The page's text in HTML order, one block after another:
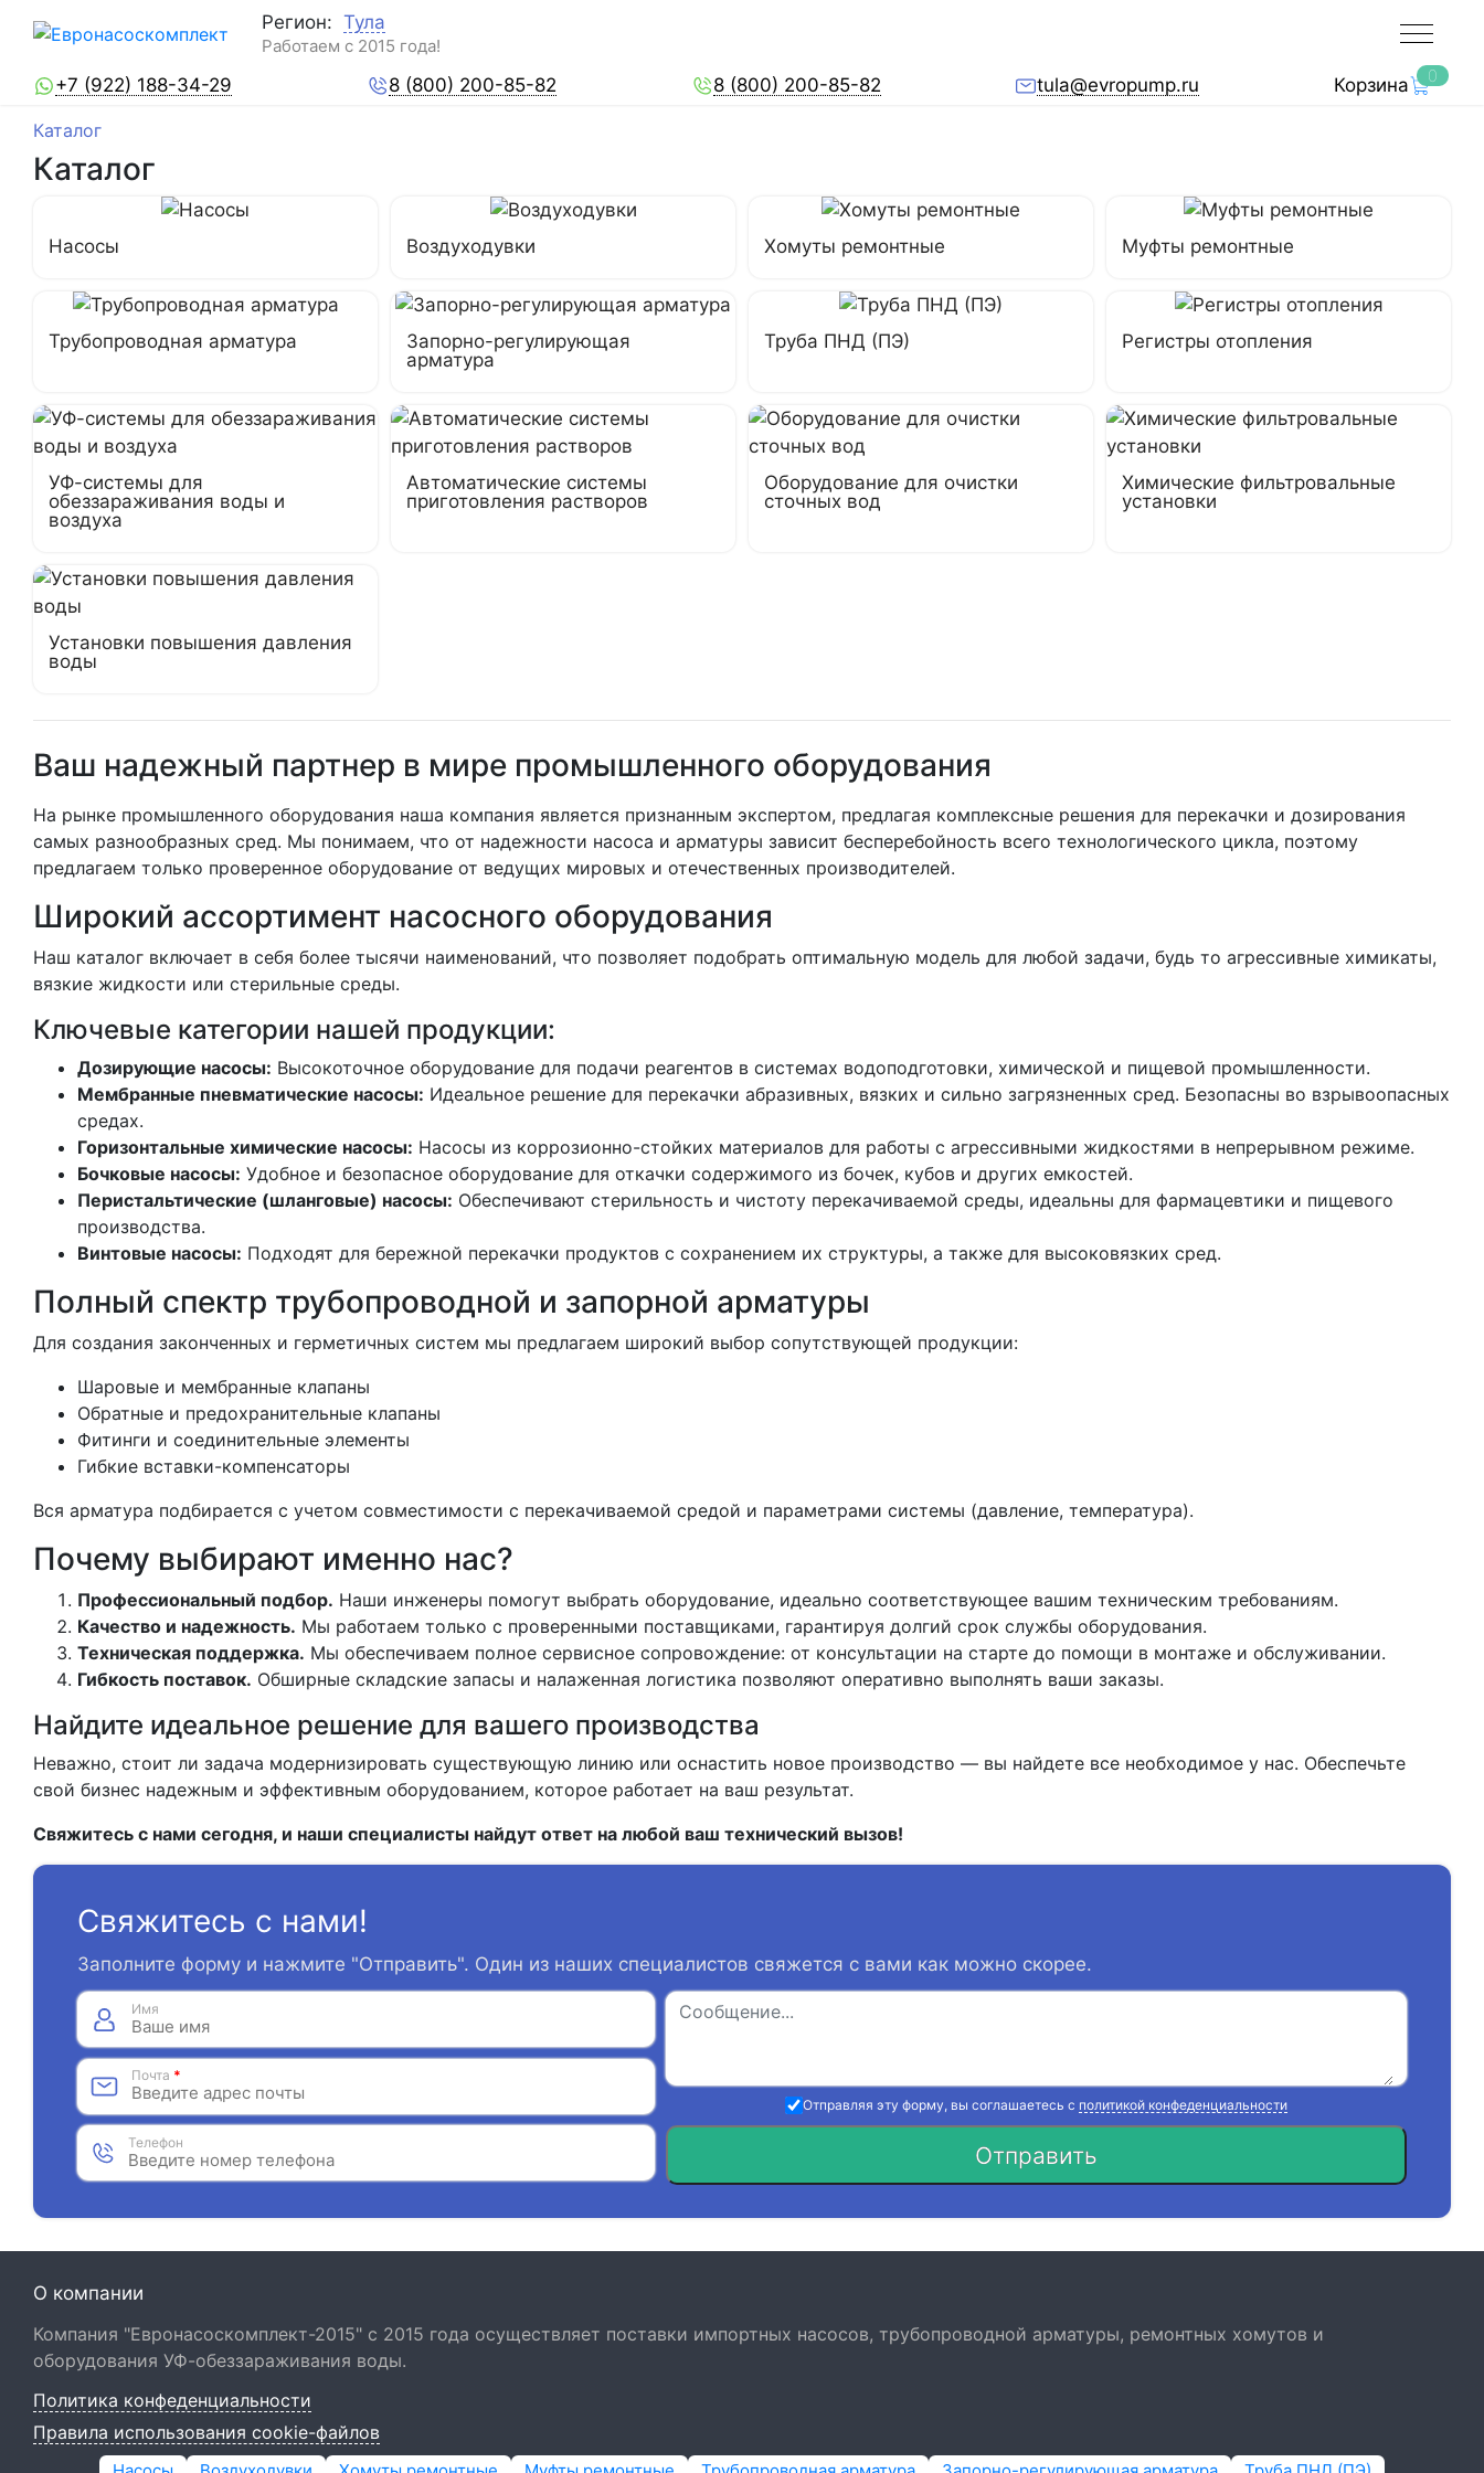
Регион: Тула
Работаем с 2015 года!
+7 (922) 188-34-29 8 (800) 200-85-82 8 (800) 200-85-82 tula@evropump.ru Корзина 0
Каталог
Каталог
Насосы Воздуходувки Хомуты ремонтные Муфты ремонтные
Трубопроводная арматура
Запорно-регулирующая
арматура
Труба ПНД (ПЭ) Регистры отопления
УФ-системы для
обеззараживания воды и
воздуха
Автоматические системы
приготовления растворов
Оборудование для очистки
сточных вод
Химические фильтровальные
установки
Установки повышения давления
воды
Ваш надежный партнер в мире промышленного оборудования
На рынке промышленного оборудования наша компания является признанным экспертом, предлагая комплексные решения для перекачки и дозирования
самых разнообразных сред. Мы понимаем, что от надежности насоса и арматуры зависит бесперебойность всего технологического цикла, поэтому
предлагаем только проверенное оборудование от ведущих мировых и отечественных производителей.
Широкий ассортимент насосного оборудования
Наш каталог включает в себя более тысячи наименований, что позволяет подобрать оптимальную модель для любой задачи, будь то агрессивные химикаты,
вязкие жидкости или стерильные среды.
Ключевые категории нашей продукции:
Дозирующие насосы: Высокоточное оборудование для подачи реагентов в системах водоподготовки, химической и пищевой промышленности.
Мембранные пневматические насосы: Идеальное решение для перекачки абразивных, вязких и сильно загрязненных сред. Безопасны во взрывоопасных
средах.
Горизонтальные химические насосы: Насосы из коррозионно-стойких материалов для работы с агрессивными жидкостями в непрерывном режиме.
Бочковые насосы: Удобное и безопасное оборудование для откачки содержимого из бочек, кубов и других емкостей.
Перистальтические (шланговые) насосы: Обеспечивают стерильность и чистоту перекачиваемой среды, идеальны для фармацевтики и пищевого
производства.
Винтовые насосы: Подходят для бережной перекачки продуктов с сохранением их структуры, а также для высоковязких сред.
Полный спектр трубопроводной и запорной арматуры
Для создания законченных и герметичных систем мы предлагаем широкий выбор сопутствующей продукции:
Шаровые и мембранные клапаны
Обратные и предохранительные клапаны
Фитинги и соединительные элементы
Гибкие вставки-компенсаторы
Вся арматура подбирается с учетом совместимости с перекачиваемой средой и параметрами системы (давление, температура).
Почему выбирают именно нас?
Профессиональный подбор. Наши инженеры помогут выбрать оборудование, идеально соответствующее вашим техническим требованиям.
Качество и надежность. Мы работаем только с проверенными поставщиками, гарантируя долгий срок службы оборудования.
Техническая поддержка. Мы обеспечиваем полное сервисное сопровождение: от консультации на старте до помощи в монтаже и обслуживании.
Гибкость поставок. Обширные складские запасы и налаженная логистика позволяют оперативно выполнять ваши заказы.
Найдите идеальное решение для вашего производства
Неважно, стоит ли задача модернизировать существующую линию или оснастить новое производство — вы найдете все необходимое у нас. Обеспечьте
свой бизнес надежным и эффективным оборудованием, которое работает на ваш результат.
Свяжитесь с нами сегодня, и наши специалисты найдут ответ на любой ваш технический вызов!
Свяжитесь с нами!
Заполните форму и нажмите "Отправить". Один из наших специалистов свяжется с вами как можно скорее.
Имя
Почта *
Телефон
Отправляя эту форму, вы соглашаетесь с политикой конфеденциальности
Отправить
О компании
Компания "Евронасоскомплект-2015" с 2015 года осуществляет поставки импортных насосов, трубопроводной арматуры, ремонтных хомутов и
оборудования УФ-обеззараживания воды.
Политика конфеденциальности
Правила использования cookie-файлов